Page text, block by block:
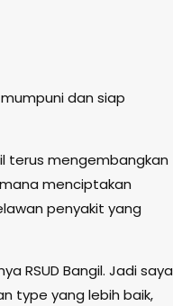
dan siap
terus mengembangkan
menciptakan
penyakit yang
RSUD Bangil. Jadi saya
type yang lebih baik,